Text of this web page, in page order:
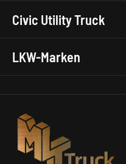
Civic Utility Truck
LKW-Marken